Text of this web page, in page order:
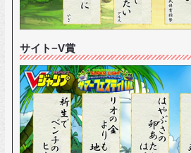
サイト−V賞